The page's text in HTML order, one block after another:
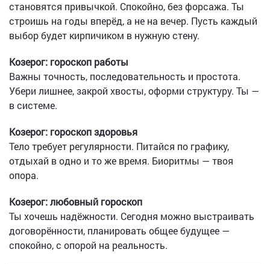
становятся привычкой. Спокойно, без форсажа. Ты
строишь на годы вперёд, а не на вечер. Пусть каждый
выбор будет кирпичиком в нужную стену.
Козерог: гороскоп работы
Важны точность, последовательность и простота.
Убери лишнее, закрой хвосты, оформи структуру. Ты —
в системе.
Козерог: гороскоп здоровья
Тело требует регулярности. Питайся по графику,
отдыхай в одно и то же время. Биоритмы — твоя
опора.
Козерог: любовный гороскоп
Ты хочешь надёжности. Сегодня можно выстраивать
договорённости, планировать общее будущее —
спокойно, с опорой на реальность.